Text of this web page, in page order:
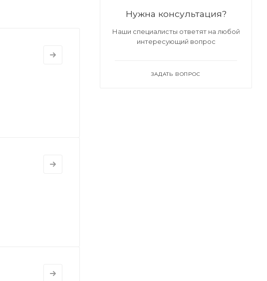
Нужна консультация?
Наши специалисты ответят на любой
интересующий вопрос
ЗАДАТЬ ВОПРОС